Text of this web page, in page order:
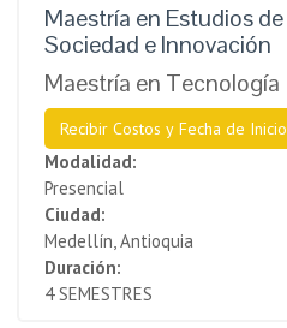
Maestría en Estudios
Sociedad e Innovación
Maestría en Tecnología
Recibir Costos y Fecha de
Modalidad:
Presencial
Ciudad:
Medellín, Antioquia
Duración:
4 SEMESTRES